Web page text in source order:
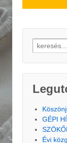
Search for:
GÉPI
Évi